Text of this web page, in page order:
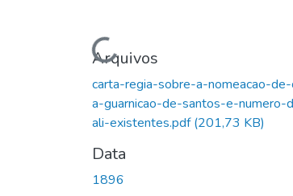
Carregando...
Arquivos
carta-regia-sobre-a-nomeacao-
a-guarnicao-de-santos-e-numero-
ali-existentes.pdf(201,73 KB)
Data
1896